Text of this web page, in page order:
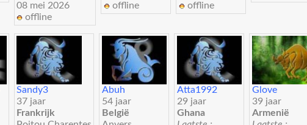
08 mei 2026
offline
offline
offline
Sandy3
37 jaar
Frankrijk
Abuh
54 jaar
België
Atta1992
29 jaar
Ghana
Glove
39 jaar
Armenië